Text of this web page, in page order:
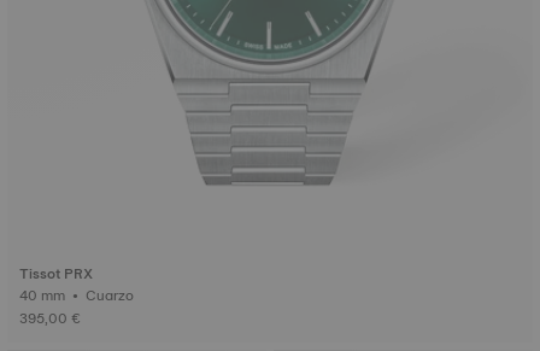
Tissot PRX
40 mm • Cuarzo
395,00 €